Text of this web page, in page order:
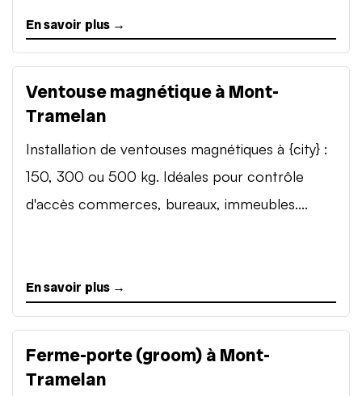
En savoir plus →
Ventouse magnétique à Mont-
Tramelan
Installation de ventouses magnétiques à {city} :
150, 300 ou 500 kg. Idéales pour contrôle
d'accès commerces, bureaux, immeubles....
En savoir plus →
Ferme-porte (groom) à Mont-
Tramelan